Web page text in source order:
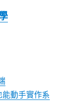
動手實作系